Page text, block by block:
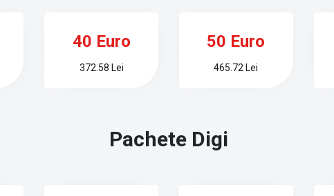
40 Euro
372.58 Lei
50 Euro
465.72 Lei
Pachete Digi